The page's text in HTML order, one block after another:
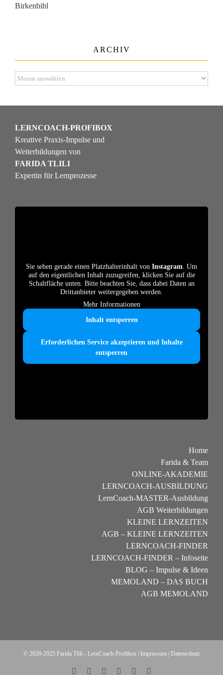
ARCHIV
Archiv
LERNCOACH-PROFIBOX
Kreative Praxis-Impulse und
Weiterbildungen von
FARIDA TLILI
Expertin für Lernprozesse
Sie sehen gerade einen Platzhalterinhalt von Instagram. Um
auf den eigentlichen Inhalt zuzugreifen, klicken Sie auf die
Schaltfläche unten. Bitte beachten Sie, dass dabei Daten an
Drittanbieter weitergegeben werden.
Mehr Informationen
Inhalt entsperren
Erforderlichen Service akzeptieren und Inhalte
entsperren
Home
Farida & Team
ONLINE-AKADEMIE
LERNCOACH-AUSBILDUNG
LernCoach-MASTER-Ausbildung
AGB Weiterbildungen
KLEINE LERNZEITEN
AGB – KLEINE LERNZEITEN
LERNCOACH-FINDER
LERNCOACH-FINDER – Infoseite
BLOG – Impulse & Ideen
MEMOLAND – DAS BUCH
AGB MEMOLAND
© 2020-2025 Farida Tlili - LernCoach-Profibox | Impressum Datenschutz
FacebookYouTubeInstagramLinkedIn
Telefon